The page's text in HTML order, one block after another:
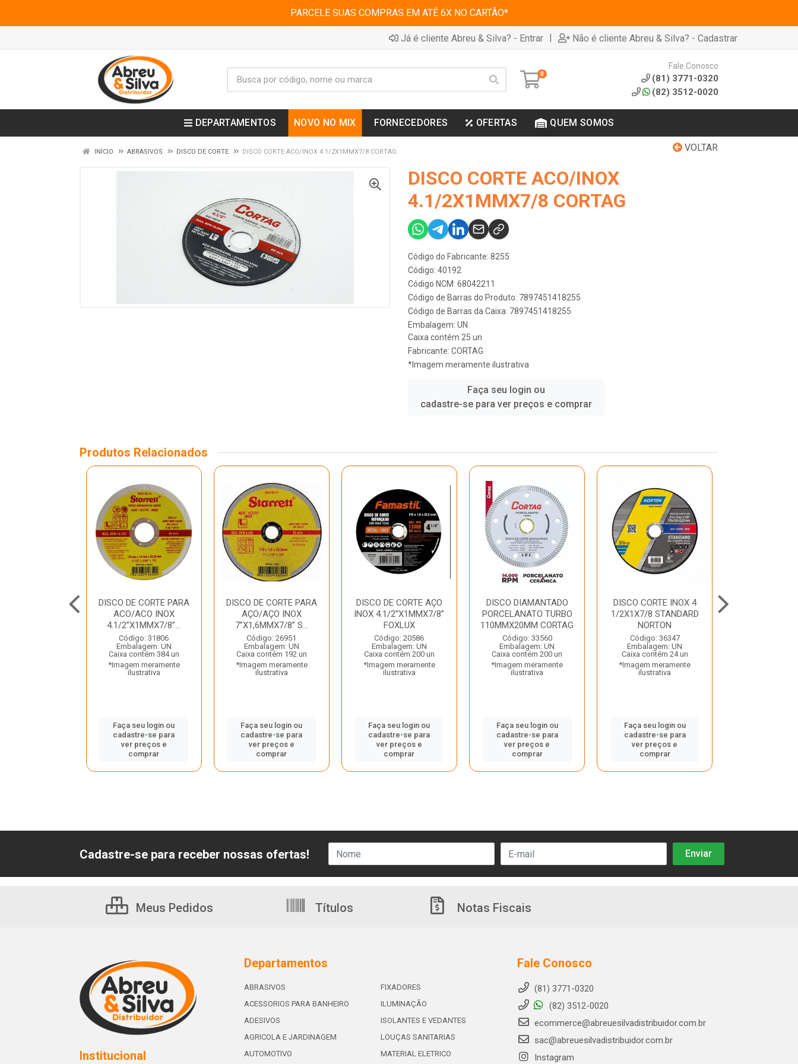
PARCELE SUAS COMPRAS EM ATÉ 6X NO CARTÃO*
Já é cliente Abreu & Silva? - Entrar | Não é cliente Abreu & Silva? - Cadastrar
0
Fale Conosco
(81) 3771-0320
(82) 3512-0020
DEPARTAMENTOS NOVO NO MIX FORNECEDORES OFERTAS QUEM SOMOS
VOLTAR
INÍCIO ABRASIVOS DISCO DE CORTE DISCO CORTE ACO/INOX 4.1/2X1MMX7/8 CORTAG
DISCO CORTE ACO/INOX
4.1/2X1MMX7/8 CORTAG
Código do Fabricante: 8255
Código: 40192
Código NCM: 68042211
Código de Barras do Produto: 7897451418255
Código de Barras da Caixa: 7897451418255
Embalagem: UN
Caixa contém 25 un
Fabricante: CORTAG
*Imagem meramente ilustrativa
Faça seu login ou
cadastre-se para ver preços e comprar
Produtos Relacionados
DISCO DE CORTE PARA
ACO/ACO INOX
4.1/2”X1MMX7/8”...
Código: 31806
Embalagem: UN
Caixa contém 384 un
*Imagem meramente
ilustrativa
Faça seu login ou
cadastre-se para
ver preços e
comprar
DISCO DE CORTE PARA
AÇO/AÇO INOX
7”X1,6MMX7/8” S...
Código: 26951
Embalagem: UN
Caixa contém 192 un
*Imagem meramente
ilustrativa
Faça seu login ou
cadastre-se para
ver preços e
comprar
DISCO DE CORTE AÇO
INOX 4.1/2”X1MMX7/8”
FOXLUX
Código: 20586
Embalagem: UN
Caixa contém 200 un
*Imagem meramente
ilustrativa
Faça seu login ou
cadastre-se para
ver preços e
comprar
DISCO DIAMANTADO
PORCELANATO TURBO
110MMX20MM CORTAG
Código: 33560
Embalagem: UN
Caixa contém 200 un
*Imagem meramente
ilustrativa
Faça seu login ou
cadastre-se para
ver preços e
comprar
DISCO CORTE INOX 4
1/2X1X7/8 STANDARD
NORTON
Código: 36347
Embalagem: UN
Caixa contém 24 un
*Imagem meramente
ilustrativa
Faça seu login ou
cadastre-se para
ver preços e
comprar
Cadastre-se para receber nossas ofertas!
Meus Pedidos Títulos Notas Fiscais
Institucional
Departamentos
ABRASIVOS
ACESSORIOS PARA BANHEIRO
ADESIVOS
AGRICOLA E JARDINAGEM
AUTOMOTIVO
FIXADORES
ILUMINAÇÃO
ISOLANTES E VEDANTES
LOUÇAS SANITARIAS
MATERIAL ELETRICO
Fale Conosco
(81) 3771-0320
(82) 3512-0020
ecommerce@abreuesilvadistribuidor.com.br
sac@abreuesilvadistribuidor.com.br
Instagram